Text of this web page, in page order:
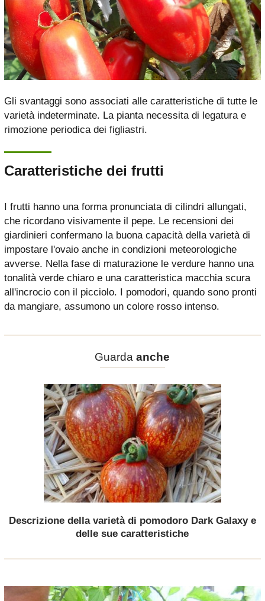
Gli svantaggi sono associati alle caratteristiche di tutte le
varietà indeterminate. La pianta necessita di legatura e
rimozione periodica dei figliastri.
Caratteristiche dei frutti
I frutti hanno una forma pronunciata di cilindri allungati,
che ricordano visivamente il pepe. Le recensioni dei
giardinieri confermano la buona capacità della varietà di
impostare l'ovaio anche in condizioni meteorologiche
avverse. Nella fase di maturazione le verdure hanno una
tonalità verde chiaro e una caratteristica macchia scura
all'incrocio con il picciolo. I pomodori, quando sono pronti
da mangiare, assumono un colore rosso intenso.
Guardaanche
Descrizione della varietà di pomodoro Dark Galaxy e
delle sue caratteristiche